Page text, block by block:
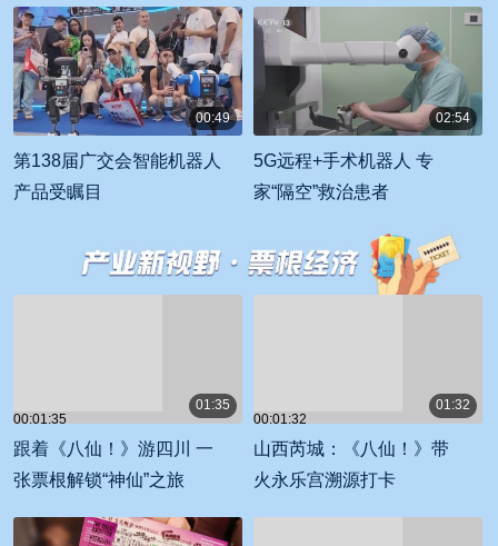
00:49
第138届广交会智能机器人
产品受瞩目
02:54
5G远程+手术机器人 专
家“隔空”救治患者
00:01:35
01:35
跟着《八仙！》游四川 一
张票根解锁“神仙”之旅
00:01:32
01:32
山西芮城：《八仙！》带
火永乐宫溯源打卡